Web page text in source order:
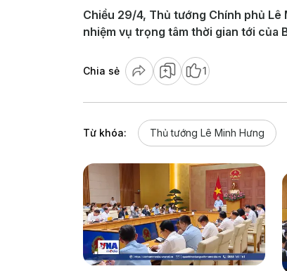
Chiều 29/4, Thủ tướng Chính phủ
nhiệm vụ trọng tâm thời gian tới của
Chia sẻ 1
Từ khóa: Thủ tướng Lê Minh Hưng